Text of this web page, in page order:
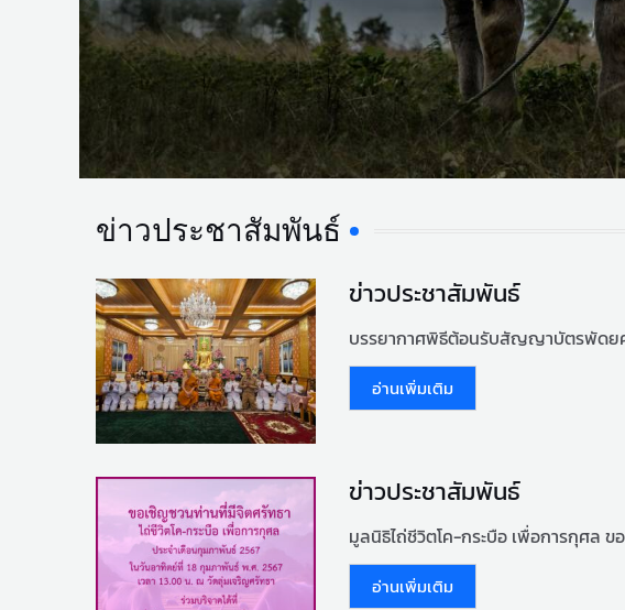
ข่าวประชาสัมพันธ์
ข่าวประชาสัมพันธ์
บรรยากาศพิธีต้อนรับสัญญาบัตรพัดย
อ่านเพิ่มเติม
ข่าวประชาสัมพันธ์
มูลนิธิไถ่ชีวิตโค-กระบือ เพื่อการกุศล
อ่านเพิ่มเติม